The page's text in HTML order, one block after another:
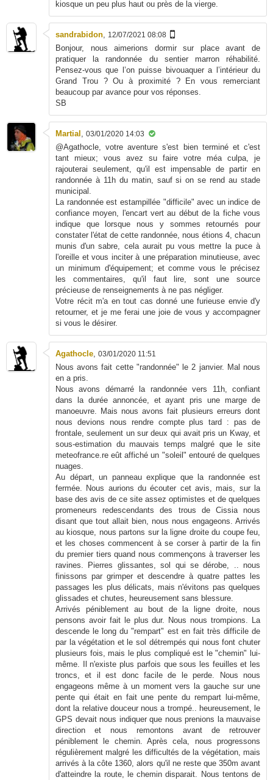
kiosque un peu plus haut ou près de la vierge.
sandrabidon, 12/07/2021 08:08
Bonjour, nous aimerions dormir sur place avant de
pratiquer la randonnée du sentier marron réhabilité.
Pensez-vous que l’on puisse bivouaquer a l’intérieur du
Grand Trou ? Ou à proximité ? En vous remerciant
beaucoup par avance pour vos réponses.
SB
Martial , 03/01/2020 14:03
@Agathocle, votre aventure s'est bien terminé et c'est
tant mieux; vous avez su faire votre méa culpa, je
rajouterai seulement, qu'il est impensable de partir en
randonnée à 11h du matin, sauf si on se rend au stade
municipal.
La randonnée est estampillée "difficile" avec un indice de
confiance moyen, l'encart vert au début de la fiche vous
indique que lorsque nous y sommes retournés pour
constater l'état de cette randonnée, nous étions 4, chacun
munis d'un sabre, cela aurait pu vous mettre la puce à
l'oreille et vous inciter à une préparation minutieuse, avec
un minimum d'équipement; et comme vous le précisez
les commentaires, qu'il faut lire, sont une source
précieuse de renseignements à ne pas négliger.
Votre récit m'a en tout cas donné une furieuse envie d'y
retourner, et je me ferai une joie de vous y accompagner
si vous le désirer.
Agathocle, 03/01/2020 11:51
Nous avons fait cette "randonnée" le 2 janvier. Mal nous
en a pris.
Nous avons démarré la randonnée vers 11h, confiant
dans la durée annoncée, et ayant pris une marge de
manoeuvre. Mais nous avons fait plusieurs erreurs dont
nous devions nous rendre compte plus tard : pas de
frontale, seulement un sur deux qui avait pris un Kway, et
sous-estimation du mauvais temps malgré que le site
meteofrance.re eût affiché un "soleil" entouré de quelques
nuages.
Au départ, un panneau explique que la randonnée est
fermée. Nous aurions du écouter cet avis, mais, sur la
base des avis de ce site assez optimistes et de quelques
promeneurs redescendants des trous de Cissia nous
disant que tout allait bien, nous nous engageons. Arrivés
au kiosque, nous partons sur la ligne droite du coupe feu,
et les choses commencent à se corser à partir de la fin
du premier tiers quand nous commençons à traverser les
ravines. Pierres glissantes, sol qui se dérobe, .. nous
finissons par grimper et descendre à quatre pattes les
passages les plus délicats, mais n'évitons pas quelques
glissades et chutes, heureusement sans blessure.
Arrivés péniblement au bout de la ligne droite, nous
pensons avoir fait le plus dur. Nous nous trompions. La
descende le long du "rempart" est en fait très difficile de
par la végétation et le sol détrempés qui nous font chuter
plusieurs fois, mais le plus compliqué est le "chemin" lui-
même. Il n'existe plus parfois que sous les feuilles et les
troncs, et il est donc facile de le perde. Nous nous
engageons même à un moment vers la gauche sur une
pente qui était en fait une pente du rempart lui-même,
dont la relative douceur nous a trompé.. heureusement, le
GPS devait nous indiquer que nous prenions la mauvaise
direction et nous remontons avant de retrouver
péniblement le chemin. Après cela, nous progressons
régulièrement malgré les difficultés de la végétation, mais
arrivés à la côte 1360, alors qu'il ne reste que 350m avant
d'atteindre la route, le chemin disparait. Nous tentons de